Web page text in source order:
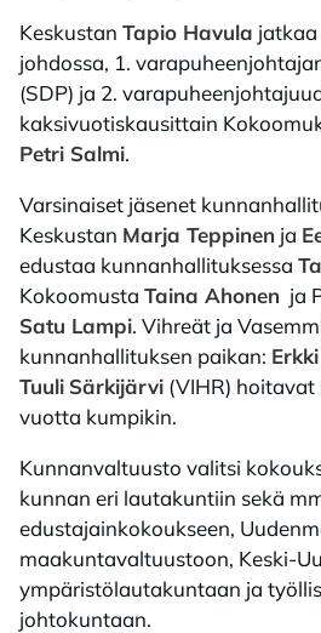
Keskustan Tapio Havula
johdossa, 1.
(SDP) ja 2.
kaksivuotiskausittain
Petri Salmi.
Varsinaiset jäsenet
Keskustan Marja Teppinen ja
edustaa kunnanhallituksessa
Kokoomusta Taina Ahonen ja
Satu Lampi. Vihreät ja
kunnanhallituksen paikan: Erkki
Tuuli Särkijärvi (VIHR)
vuotta kumpikin.
Kunnanvaltuusto valitsi
kunnan eri lautakuntiin sekä
edustajainkokoukseen,
maakuntavaltuustoon, Keski-
ympäristölautakuntaan ja
johtokuntaan.